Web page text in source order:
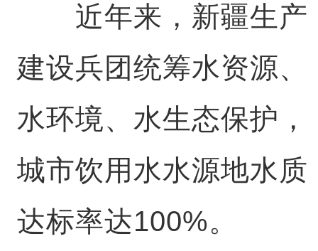
近年来，新疆生产
建设兵团统筹水资源、
水环境、水生态保护，
城市饮用水水源地水质
达标率达100%。